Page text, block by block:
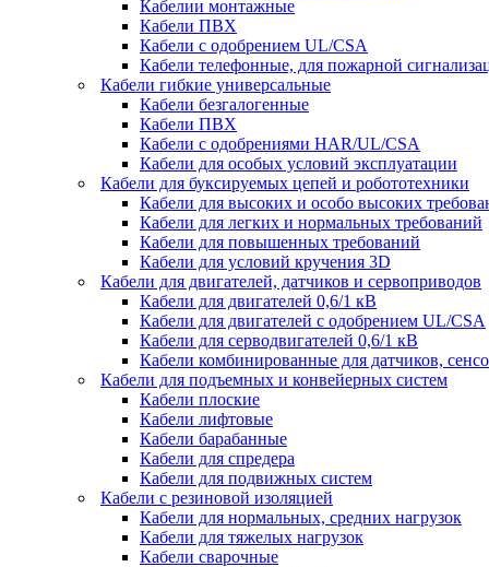
Кабелии монтажные
Кабели ПВХ
Кабели с одобрением UL/CSA
Кабели телефонные, для пожарной
Кабели гибкие универсальные
Кабели безгалогенные
Кабели ПВХ
Кабели с одобрениями HAR/UL/CSA
Кабели для особых условий эксплуатации
Кабели для буксируемых цепей и робототехники
Кабели для высоких и особо высоких
Кабели для легких и нормальных требований
Кабели для повышенных требований
Кабели для условий кручения 3D
Кабели для двигателей, датчиков и сервоприводов
Кабели для двигателей 0,6/1 кВ
Кабели для двигателей с одобрением UL/CSA
Кабели для серводвигателей 0,6/1 кВ
Кабели комбинированные для датчиков,
Кабели для подъемных и конвейерных систем
Кабели плоские
Кабели лифтовые
Кабели барабанные
Кабели для спредера
Кабели для подвижных систем
Кабели с резиновой изоляцией
Кабели для нормальных, средних нагрузок
Кабели для тяжелых нагрузок
Кабели сварочные